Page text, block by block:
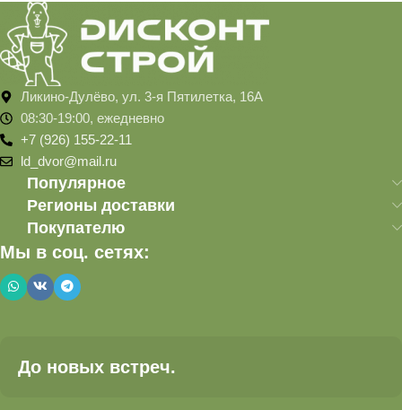
Ликино-Дулёво, ул. 3-я Пятилетка, 16А
08:30-19:00, ежедневно
+7 (926) 155-22-11
ld_dvor@mail.ru
Популярное
Регионы доставки
Покупателю
Мы в соц. сетях:
До новых встреч.